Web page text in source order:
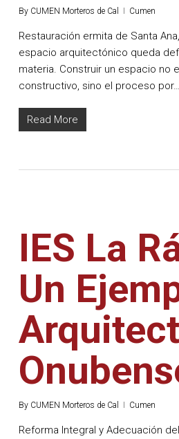
By CUMEN Morteros de Cal Cumen
Restauración ermita de Santa
espacio arquitectónico queda
materia. Construir un espacio no
constructivo, sino el proceso por…
Read More
IES La
Un
By CUMEN Morteros de Cal Cumen
Reforma Integral y Adecuación